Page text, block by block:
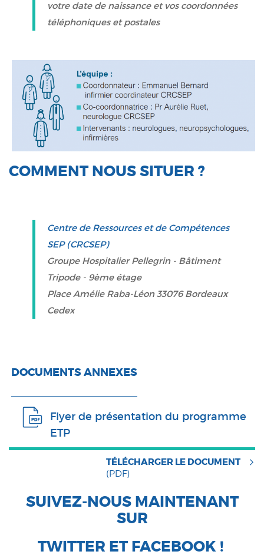
votre date de naissance et vos coordonnées
téléphoniques et postales
COMMENT NOUS SITUER ?
Centre de Ressources et de Compétences
SEP (CRCSEP)
Groupe Hospitalier Pellegrin - Bâtiment
Tripode - 9ème étage
Place Amélie Raba-Léon 33076 Bordeaux
Cedex
DOCUMENTS ANNEXES
Flyer de présentation du programme
ETP
TÉLÉCHARGER LE DOCUMENT
(PDF)
SUIVEZ-NOUS MAINTENANT
SUR
TWITTER ET FACEBOOK !